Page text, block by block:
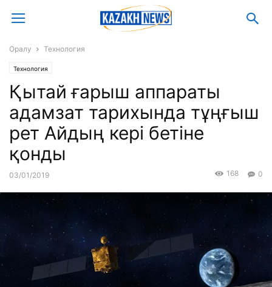
Оралу Технология
Технология
Қытай ғарыш аппараты
адамзат тарихында тұңғыш
рет Айдың кері бетіне
қонды
03/01/2019 0
168